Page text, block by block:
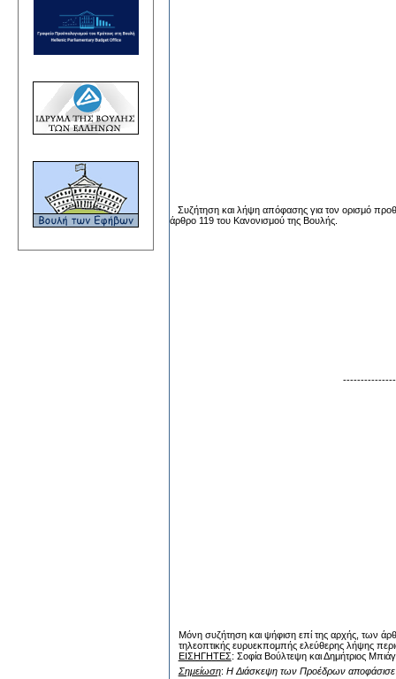
Συζήτηση και λήψη απόφασης για τον ορισμό
άρθρο 119 του Κανονισμού της Βουλής.
Μόνη συζήτηση και ψήφιση επί της αρχής, των
τηλεοπτικής ευρυεκπομπής ελεύθερης λήψης
ΕΙΣΗΓΗΤΕΣ: Σοφία Βούλτεψη και Δημήτριος
Σημείωση: Η Διάσκεψη των Προέδρων αποφάσισε